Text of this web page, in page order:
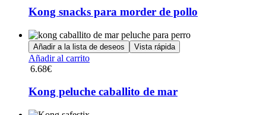
Kong snacks para morder de pollo
Añadir a la lista de deseos Vista rápida
Añadir al carrito
6.68€
Kong peluche caballito de mar